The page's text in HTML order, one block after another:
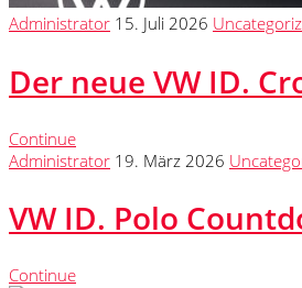
Administrator 15. Juli 2026
Der neue VW ID.
Continue
Administrator 19. März 2026
VW ID. Polo
Continue